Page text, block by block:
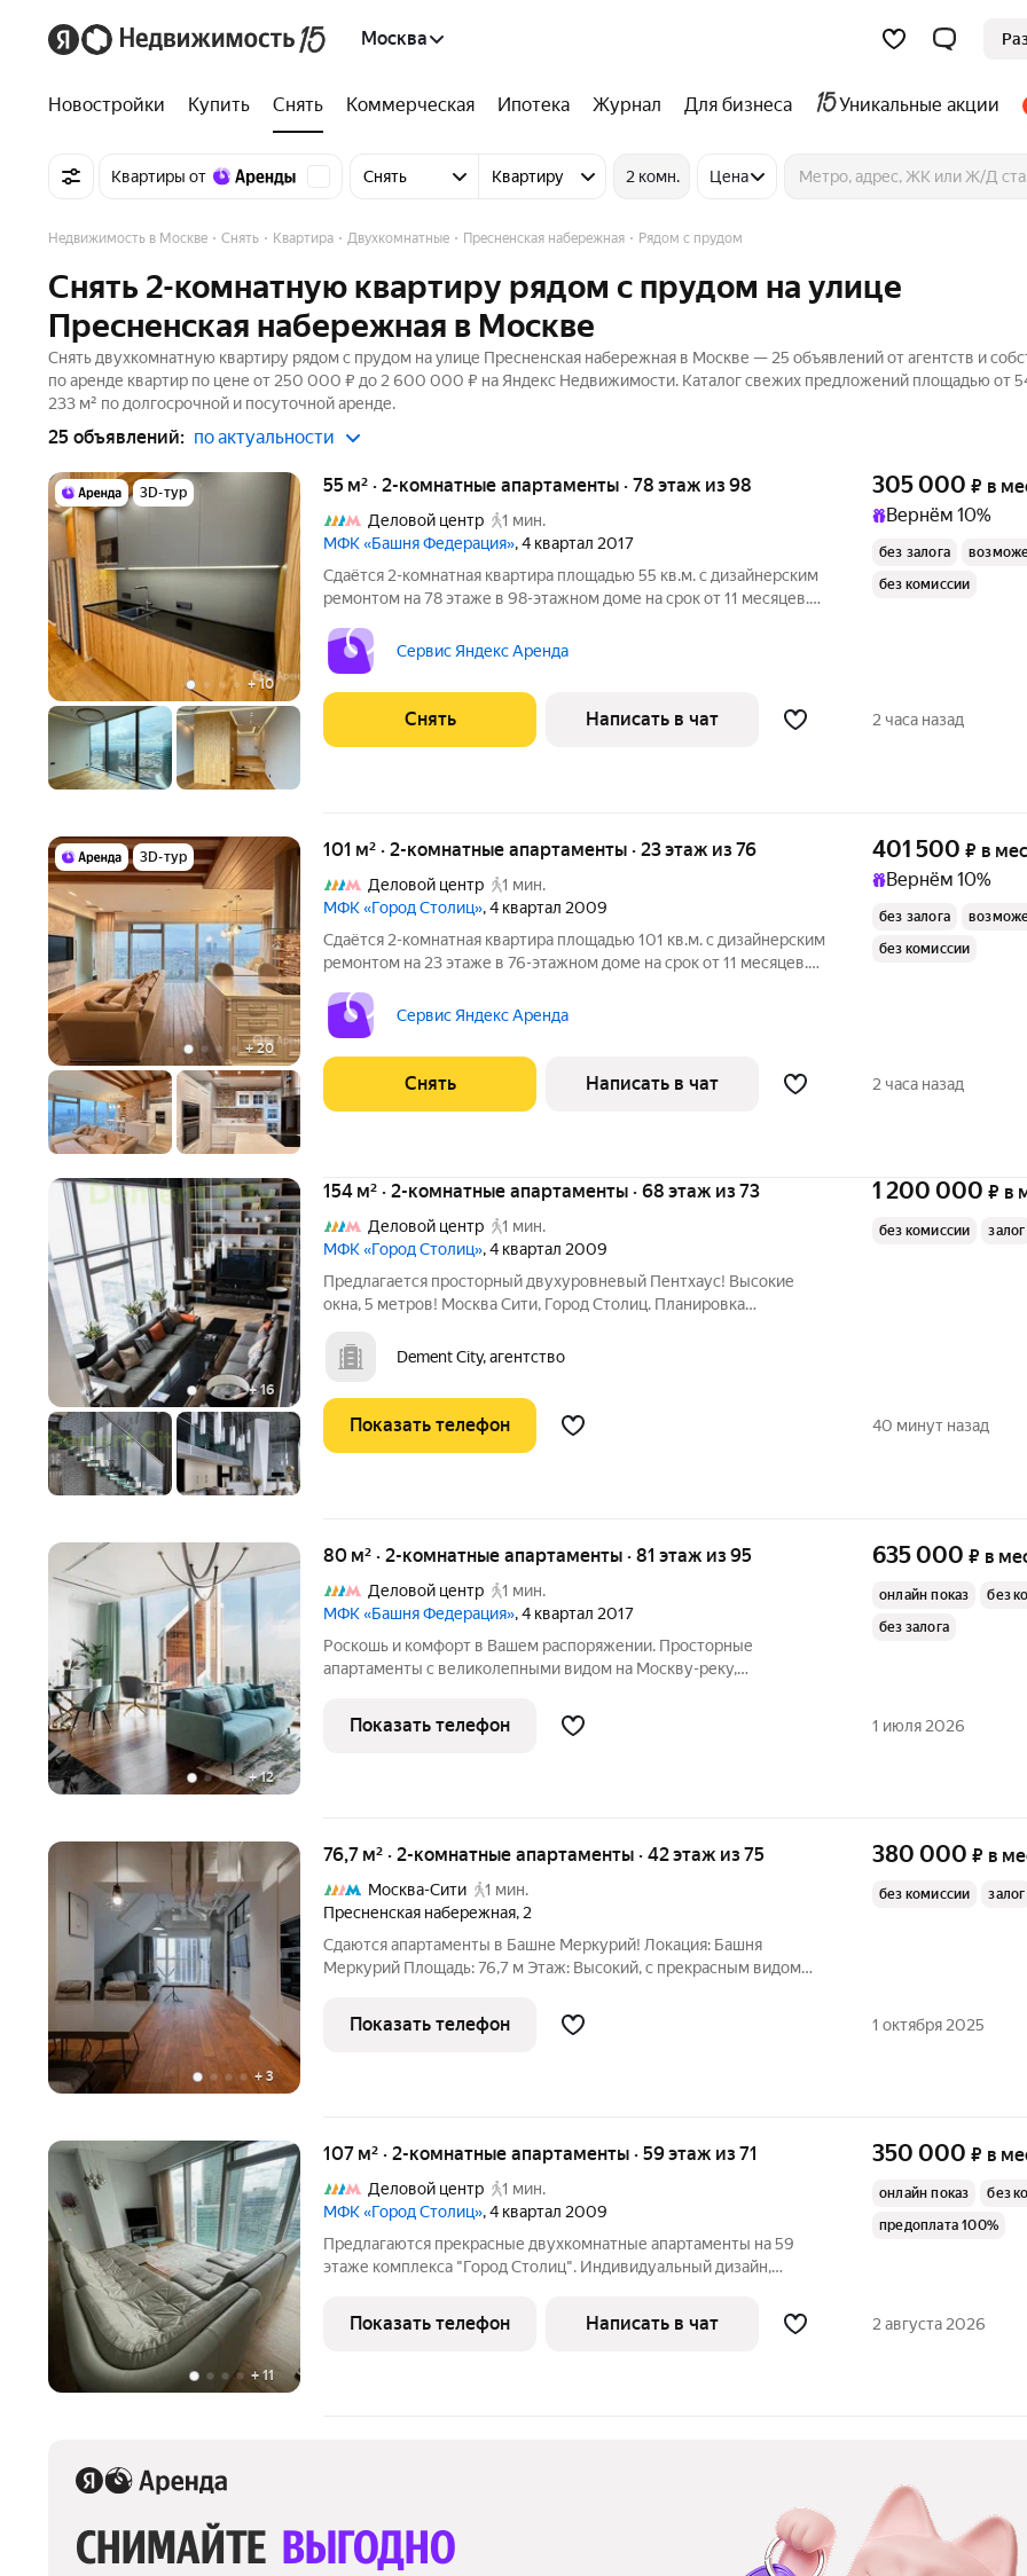
Москва
Новостройки Купить Снять Коммерческая Ипотека Журнал Для бизнеса Уникальные акции
Квартиры от Снять Квартиру 2 комн. Цена
Недвижимость в Москве Снять Квартира Двухкомнатные Пресненская набережная Рядом с прудом
Снять 2-комнатную квартиру рядом с прудом на улице
Пресненская набережная в Москве
Снять двухкомнатную квартиру рядом с прудом на улице Пресненская набережная в Москве — 25 объявлений от агентств и
по аренде квартир по цене от 250 000 ₽ до 2 600 000 ₽ на Яндекс Недвижимости. Каталог свежих предложений площадью от
233 м² по долгосрочной и посуточной аренде.
25 объявлений: по актуальности
3D-тур
+10
55 м² · 2-комнатные апартаменты · 78 этаж из 98
Деловой центр
1 мин.
МФК «Башня Федерация», 4 квартал 2017
Сдаётся 2-комнатная квартира площадью 55 кв.м. с дизайнерским
ремонтом на 78 этаже в 98-этажном доме на срок от 11 месяцев.
Сервис Яндекс Аренда
305 000 ₽ в
Вернём 10%
без залога
без комиссии
Снять Написать в чат 2 часа назад
3D-тур
+20
101 м² · 2-комнатные апартаменты · 23 этаж из 76
Деловой центр
1 мин.
МФК «Город Столиц», 4 квартал 2009
Сдаётся 2-комнатная квартира площадью 101 кв.м. с дизайнерским
ремонтом на 23 этаже в 76-этажном доме на срок от 11 месяцев.
Сервис Яндекс Аренда
401 500 ₽ в
Вернём 10%
без залога
без комиссии
Снять Написать в чат 2 часа назад
+16
154 м² · 2-комнатные апартаменты · 68 этаж из 73
Деловой центр
1 мин.
МФК «Город Столиц», 4 квартал 2009
Предлагается просторный двухуровневый Пентхаус! Высокие
окна, 5 метров! Москва Сити, Город Столиц. Планировка
входной хол, на 1 уровне. На 2 уровне просторная спальня,
гардеробная, Дорогой
Dement City, агентство
1 200 000 ₽ в
без комиссии залог
Показать телефон 40 минут назад
+12
80 м² · 2-комнатные апартаменты · 81 этаж из 95
Деловой центр
1 мин.
МФК «Башня Федерация», 4 квартал 2017
Роскошь и комфорт в Вашем распоряжении. Просторные
апартаменты с великолепными видом на Москву-реку,
другие достопримечательно столицы. - SMART-TV Samsung в
гостиной и спальне -
635 000 ₽ в
онлайн показ
без
без залога
Показать телефон 1 июля 2026
+ 3
76,7 м² · 2-комнатные апартаменты · 42 этаж из 75
Москва-Сити
1 мин.
Пресненская набережная, 2
Сдаются апартаменты в Башне Меркурий! Локация: Башня
Меркурий Площадь: 76,7 м Этаж: Высокий, с прекрасным видом
для комфортного проживания. Внутри вы найдете все
необходимое: современную
380 000 ₽ в
без комиссии залог
Показать телефон 1 октября 2025
+11
107 м² · 2-комнатные апартаменты · 59 этаж из 71
Деловой центр
1 мин.
МФК «Город Столиц», 4 квартал 2009
Предлагаются прекрасные двухкомнатные апартаменты на 59
этаже комплекса "Город Столиц". Индивидуальный дизайн,
полноценный санузел, гостевой санузел, гардеробная комната.
Оперативный
350 000 ₽ в
онлайн показ
без
предоплата 100%
Показать телефон Написать в чат 2 августа 2026
СНИМАЙТЕ ВЫГОДНО